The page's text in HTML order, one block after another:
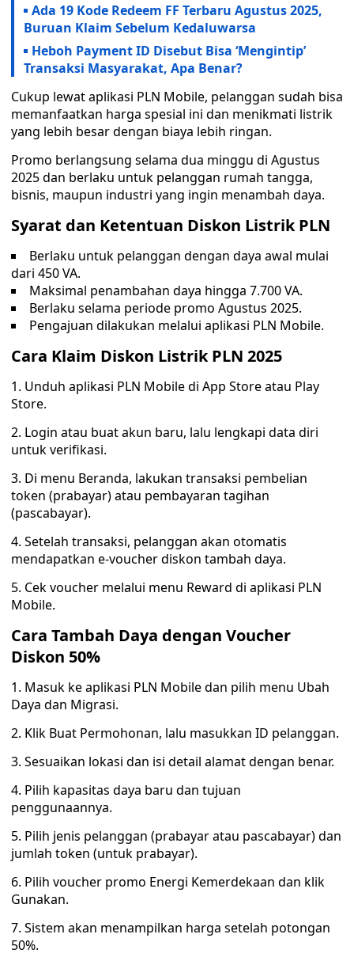
Ada 19 Kode Redeem FF Terbaru Agustus 2025,
Buruan Klaim Sebelum Kedaluwarsa
Heboh Payment ID Disebut Bisa ‘Mengintip’
Transaksi Masyarakat, Apa Benar?
Cukup lewat aplikasi PLN Mobile, pelanggan sudah bisa
memanfaatkan harga spesial ini dan menikmati listrik
yang lebih besar dengan biaya lebih ringan.
Promo berlangsung selama dua minggu di Agustus
2025 dan berlaku untuk pelanggan rumah tangga,
bisnis, maupun industri yang ingin menambah daya.
Syarat dan Ketentuan Diskon Listrik PLN
Berlaku untuk pelanggan dengan daya awal mulai
dari 450 VA.
Maksimal penambahan daya hingga 7.700 VA.
Berlaku selama periode promo Agustus 2025.
Pengajuan dilakukan melalui aplikasi PLN Mobile.
Cara Klaim Diskon Listrik PLN 2025
1. Unduh aplikasi PLN Mobile di App Store atau Play
Store.
2. Login atau buat akun baru, lalu lengkapi data diri
untuk verifikasi.
3. Di menu Beranda, lakukan transaksi pembelian
token (prabayar) atau pembayaran tagihan
(pascabayar).
4. Setelah transaksi, pelanggan akan otomatis
mendapatkan e-voucher diskon tambah daya.
5. Cek voucher melalui menu Reward di aplikasi PLN
Mobile.
Cara Tambah Daya dengan Voucher
Diskon 50%
1. Masuk ke aplikasi PLN Mobile dan pilih menu Ubah
Daya dan Migrasi.
2. Klik Buat Permohonan, lalu masukkan ID pelanggan.
3. Sesuaikan lokasi dan isi detail alamat dengan benar.
4. Pilih kapasitas daya baru dan tujuan
penggunaannya.
5. Pilih jenis pelanggan (prabayar atau pascabayar) dan
jumlah token (untuk prabayar).
6. Pilih voucher promo Energi Kemerdekaan dan klik
Gunakan.
7. Sistem akan menampilkan harga setelah potongan
50%.